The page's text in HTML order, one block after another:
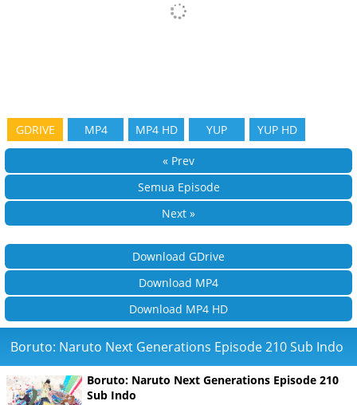
GDRIVE MP4 MP4 HD YUP YUP HD
« Prev
Semua Episode
Next »
Download GDrive
Download MP4
Download MP4 HD
Boruto: Naruto Next Generations Episode 210 Sub Indo
Boruto: Naruto Next Generations Episode 210
Sub Indo